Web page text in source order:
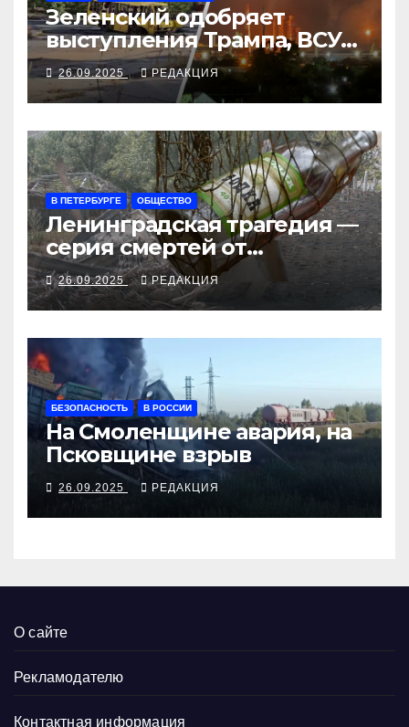
Зеленский одобряет
выступления Трампа, ВСУ
закрыли Добропольский
рубеж
26.09.2025 РЕДАКЦИЯ
В ПЕТЕРБУРГЕ ОБЩЕСТВО
Ленинградская трагедия —
серия смертей от
алкосуррогата
26.09.2025 РЕДАКЦИЯ
БЕЗОПАСНОСТЬ В РОССИИ
На Смоленщине авария, на
Псковщине взрыв
26.09.2025 РЕДАКЦИЯ
О сайте
Рекламодателю
Контактная информация